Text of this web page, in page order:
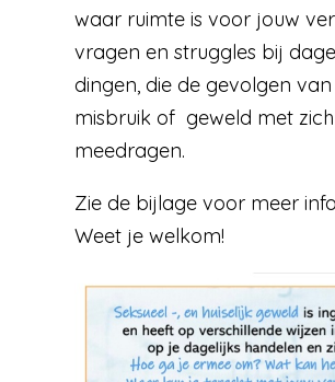
waar ruimte is voor jouw
vragen en struggles bij
dingen, die de gevolgen van
misbruik of geweld met zich
meedragen.
Zie de bijlage voor meer
Weet je welkom!